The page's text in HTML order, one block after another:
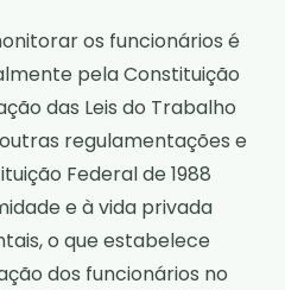
os funcionários é
pela Constituição
das Leis do Trabalho
regulamentações e
Federal de 1988
e à vida privada
o que estabelece
dos funcionários no